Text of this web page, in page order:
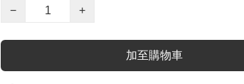
−
+
加至購物車